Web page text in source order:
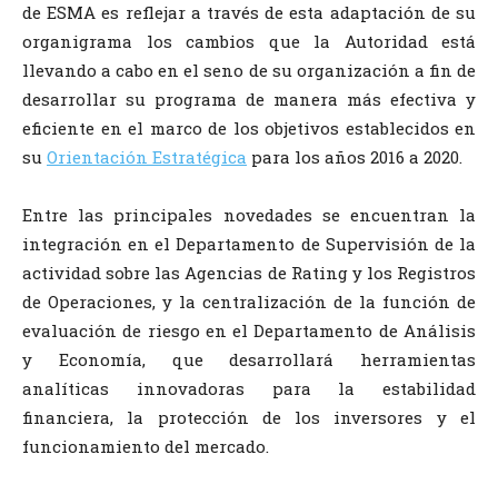
de ESMA es reflejar a través de esta adaptación de su
organigrama los cambios que la Autoridad está
llevando a cabo en el seno de su organización a fin de
desarrollar su programa de manera más efectiva y
eficiente en el marco de los objetivos establecidos en
su Orientación Estratégica para los años 2016 a 2020.
Entre las principales novedades se encuentran la
integración en el Departamento de Supervisión de la
actividad sobre las Agencias de Rating y los Registros
de Operaciones, y la centralización de la función de
evaluación de riesgo en el Departamento de Análisis
y Economía, que desarrollará herramientas
analíticas innovadoras para la estabilidad
financiera, la protección de los inversores y el
funcionamiento del mercado.